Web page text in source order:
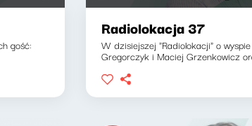
gość:
Radiolokacja 37
W dzisiejszej "Radiolokacji" o
Gregorczyk i Maciej Grzenkowicz